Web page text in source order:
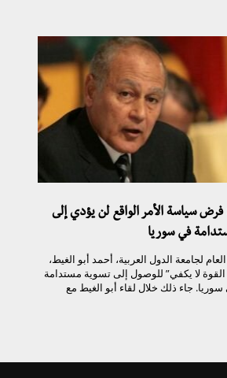
فرض سياسة الأمر الواقع لن يؤدي إلى
في سوريا
لجامعة الدول العربية، أحمد أبو الغيط،
لا يكفي” للوصول إلى تسوية مستدامة
جاء ذلك خلال لقاء أبو الغيط مع